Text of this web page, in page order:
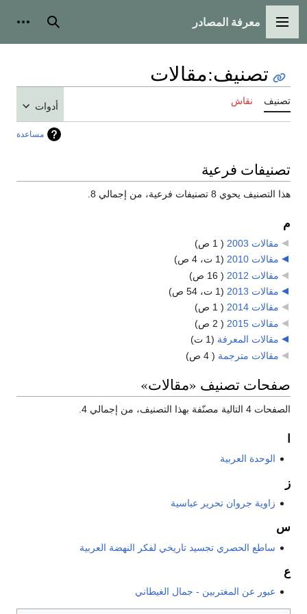
القائمة الرئيسية
معرفة المصادر بحث
تصنيف:مقالات
تصنيف نقاش أدوات
مساعدة
تصنيفات فرعية
هذا التصنيف يحوي 8 تصنيفات فرعية، من إجمالي 8.
م
مقالات 2003
( 1 ص)
مقالات 2010
(1 ت، 4 ص)
مقالات 2012
( 16 ص)
مقالات 2013
(1 ت، 54 ص)
مقالات 2014
( 1 ص)
مقالات 2015
( 2 ص)
مقالات المعرفة (1 ت)
مقالات مترجمة ( 4 ص)
صفحات تصنيف «مقالات»
الصفحات 4 التالية مصنّفة بهذا التصنيف، من إجمالي 4.
الوحدة العربية
ز
زاوية جروان تحرير عباسية
س
ساطع الحصري تجسيد تاريخي لفكر النهضة العربية
ع
عبور عن المغتربين - جمال الغيطاني